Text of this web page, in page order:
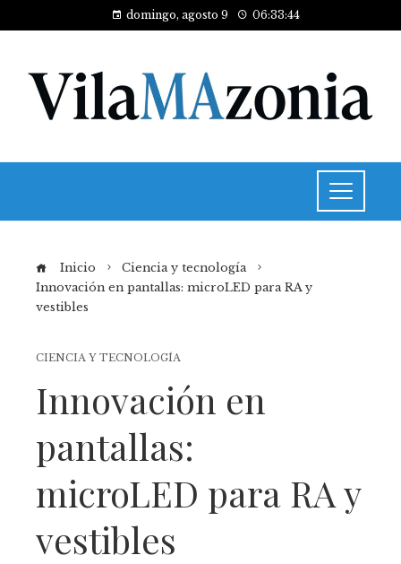
domingo, agosto 9 06:33:45
Inicio
Ciencia y tecnología
Innovación en pantallas: microLED para RA y
vestibles
CIENCIA Y TECNOLOGÍA
Innovación en
pantallas:
microLED para RA y
vestibles